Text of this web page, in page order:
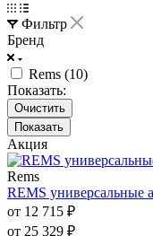
Фильтр
Бренд
Rems (10)
Показать:
Очистить
Акция
Rems
REMS универсальные
от 12 715 ₽
от 25 329 ₽